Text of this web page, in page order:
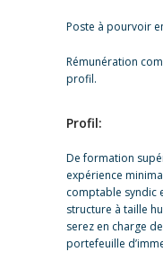
Poste à pourvoir
Rémunération
profil.
Profil:
De formation
expérience
comptable syndic
structure à taille
serez en charge
portefeuille